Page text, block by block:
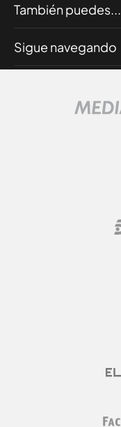
También puedes...
Sigue navegando